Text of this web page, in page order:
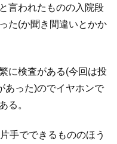
言われたものの入院段
た(か聞き間違いとかか
に検査がある(今回は投
あった)のでイヤホンで
る。
手でできるもののほう